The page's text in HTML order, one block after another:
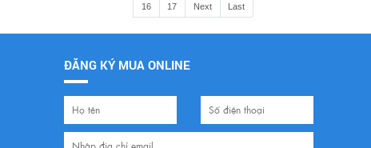
16 17 Next Last
ĐĂNG KÝ MUA ONLINE